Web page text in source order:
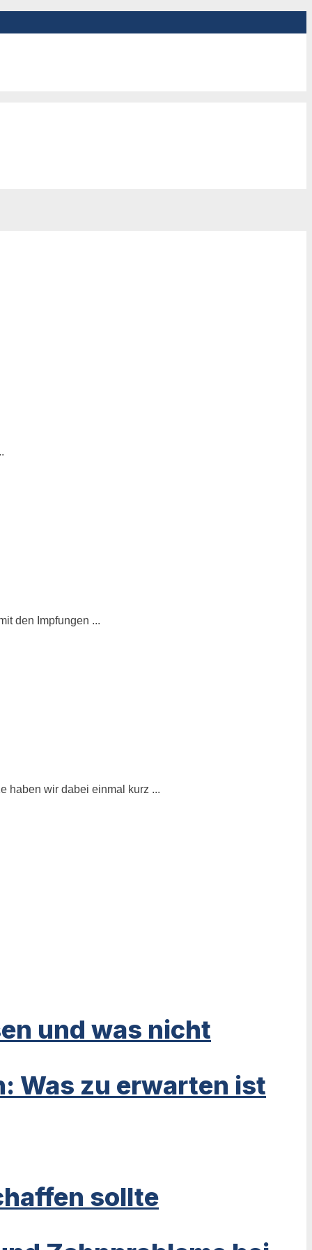
den Impfungen ...
haben wir dabei einmal kurz ...
und was nicht
Was zu erwarten ist
sollte